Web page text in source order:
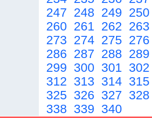
247 248 249
260 261 262
273 274 275
286 287 288
299 300 301
312 313 314
325 326 327
338 339 340